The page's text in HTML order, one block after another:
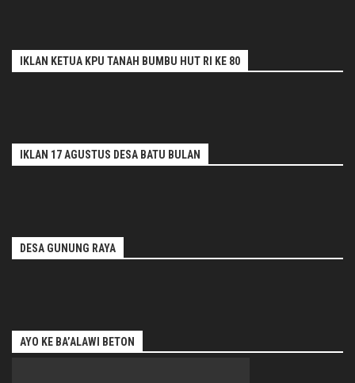
IKLAN KETUA KPU TANAH BUMBU HUT RI KE 80
IKLAN 17 AGUSTUS DESA BATU BULAN
DESA GUNUNG RAYA
AYO KE BA’ALAWI BETON